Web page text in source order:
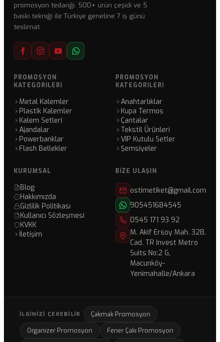
promosyon tedariği. 500+ ürün çeşidi ve 5
baskı tekniği ile Türkiye geneline 7 iş günü
teslimat.
PROMOSYON
KATEGORILERI
Metal Kalemler
Plastik Kalemler
Kalem Setleri
Ajandalar
Powerbanklar
Flash Bellekler
PROMOSYON
KATEGORILERI
Anahtarlıklar
Kupa Termos
Çantalar
Tekstil Ürünleri
VIP Kutulu Setler
Şemsiyeler
KURUMSAL
Blog
Hakkımızda
Gizlilik Politikası
Kullanıcı Sözleşmesi
KVKK
İletişim
BIZE ULAŞIN
ostimetiket@gmail.com
905451684545
0545 171 93 92
M. Akif Ersoy Mah. 328.
Cad. TR Invest Metro
Suits No:2 G,
Macunköy-
Yenimahalle/Ankara
İLGINIZI ÇEKEBILIR
Çakmak Promosyon
Organizer Promosyon
Fener Çakı Promosyon